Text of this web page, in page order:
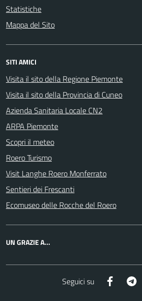
Statistiche
Mappa del Sito
SITI AMICI
Visita il sito della Regione Piemonte
Visita il sito della Provincia di Cuneo
Azienda Sanitaria Locale CN2
ARPA Piemonte
Scopri il meteo
Roero Turismo
Visit Langhe Roero Monferrato
Sentieri dei Frescanti
Ecomuseo delle Rocche del Roero
UN GRAZIE A...
Seguici su Facebook